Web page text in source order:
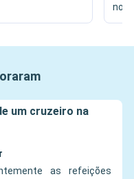
no
um cruzeiro na
as refeições